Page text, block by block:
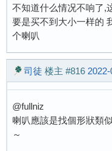
不知道什么情况不响了,
要是买不到大小一样的
个喇叭
司徒 楼主 #816
@fullniz
喇叭應該是找個形狀類
～